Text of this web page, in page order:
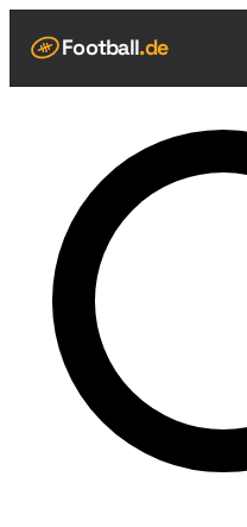
Football.de
Live Scores
Spielplan
Teams
Tabelle
Football Regeln